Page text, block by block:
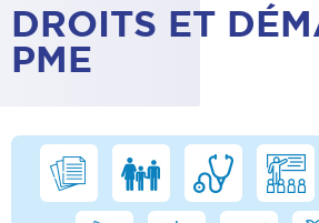
Pied de page
DROITS ET
PME